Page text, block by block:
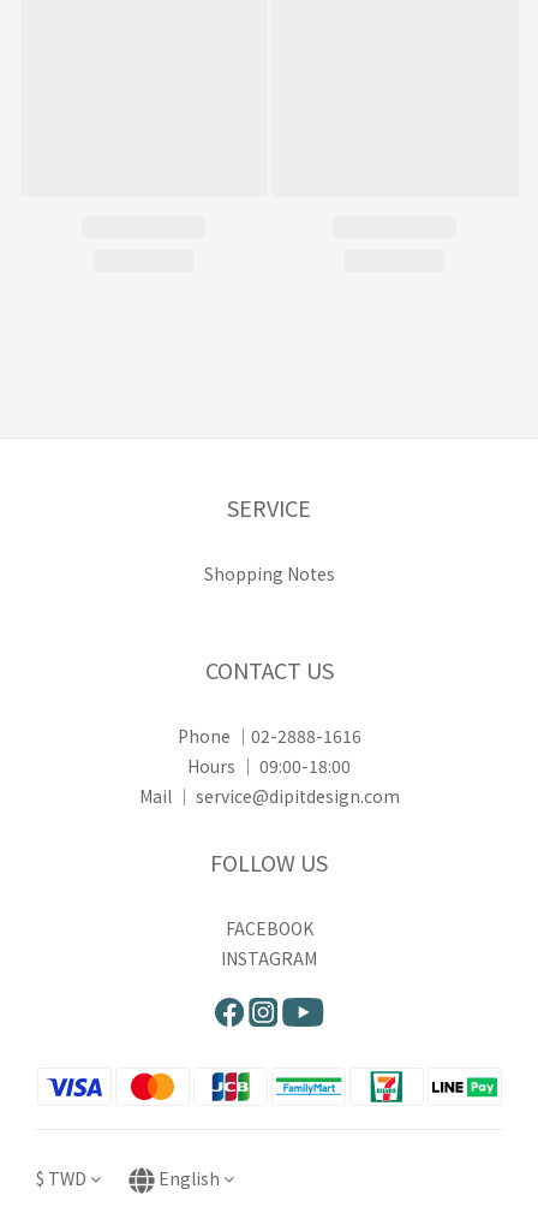
SERVICE
Shopping Notes
CONTACT US
Phone ｜02-2888-1616
Hours ｜ 09:00-18:00
Mail ｜ service@dipitdesign.com
FOLLOW US
FACEBOOK
INSTAGRAM
$ TWD English